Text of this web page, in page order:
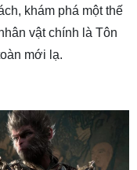
khám phá một thế
vật chính là Tôn
mới lạ.